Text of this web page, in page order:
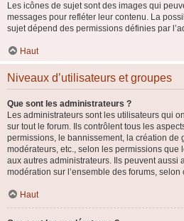
Les icônes de sujet sont des images qui
messages pour refléter leur contenu. La
sujet dépend des permissions définies par
Haut
Niveaux d’utilisateurs et groupes
Que sont les administrateurs ?
Les administrateurs sont les utilisateurs qui
sur tout le forum. Ils contrôlent tous les
permissions, le bannissement, la création de
modérateurs, etc., selon les permissions que
aux autres administrateurs. Ils peuvent aussi
modération sur l’ensemble des forums,
Haut